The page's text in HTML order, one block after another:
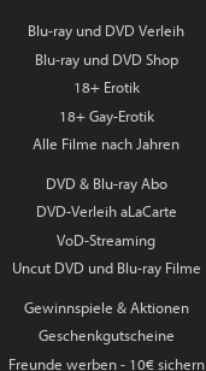
Blu-ray und DVD Verleih
Blu-ray und DVD Shop
18+ Erotik
18+ Gay-Erotik
Alle Filme nach Jahren
DVD & Blu-ray Abo
DVD-Verleih aLaCarte
VoD-Streaming
Uncut DVD und Blu-ray Filme
Gewinnspiele & Aktionen
Geschenkgutscheine
Freunde werben - 10€ sichern